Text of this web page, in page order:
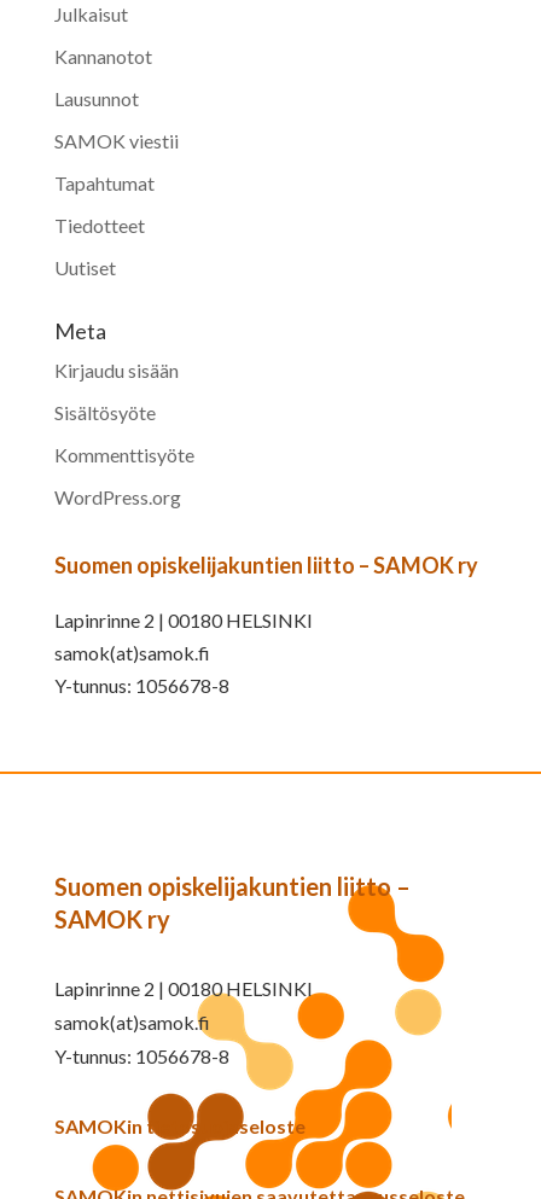
Julkaisut
Kannanotot
Lausunnot
SAMOK viestii
Tapahtumat
Tiedotteet
Uutiset
Meta
Kirjaudu sisään
Sisältösyöte
Kommenttisyöte
WordPress.org
Suomen opiskelijakuntien liitto – SAMOK ry
Lapinrinne 2 | 00180 HELSINKI
samok(at)samok.fi
Y-tunnus: 1056678-8
Suomen opiskelijakuntien liitto –
SAMOK ry
Lapinrinne 2 | 00180 HELSINKI
samok(at)samok.fi
Y-tunnus: 1056678-8
SAMOKin tietosuojaseloste